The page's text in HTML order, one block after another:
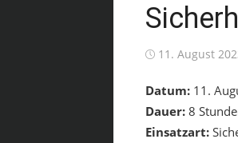
Posted
11. August
Datum: 11.
Dauer: 8
Einsatzart: